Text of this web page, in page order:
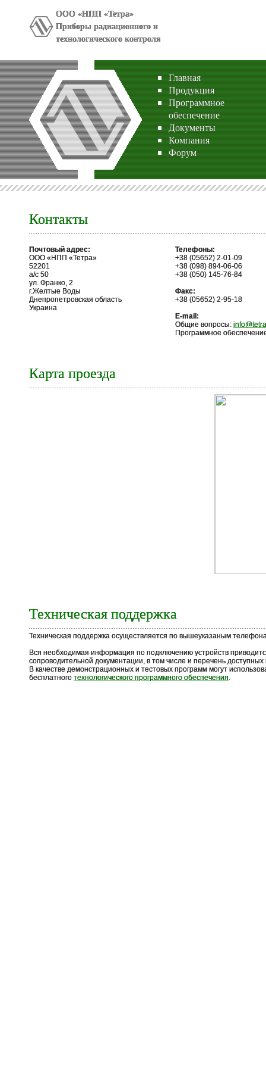
ООО «НПП «Тетра»
Приборы радиационного и
технологического контроля
Главная
Продукция
Программное
обеспечение
Документы
Компания
Форум
Контакты
Почтовый адрес:
ООО «НПП «Тетра»
52201
a/c 50
ул. Франко, 2
г.Желтые Воды
Днепропетровская область
Украина
Телефоны:
+38 (05652) 2-01-09
+38 (098) 894-06-06
+38 (050) 145-76-84
Факс:
+38 (05652) 2-95-18
E-mail:
Общие вопросы:
Программное
Карта проезда
Техническая поддержка
Техническая поддержка осуществляется по вышеуказаным
Вся необходимая информация по подключению устройств
сопроводительной документации, в том числе и перечень
В качестве демонстрационных и тестовых программ могут
бесплатного технологического программного обеспечения.